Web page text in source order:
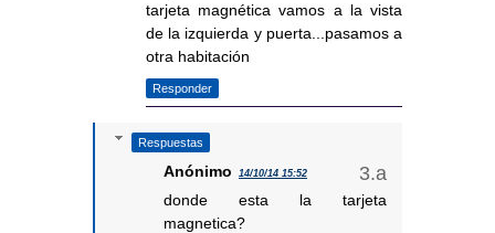
tarjeta magnética vamos a la vista
de la izquierda y puerta...pasamos a
otra habitación
Responder
Respuestas
Anónimo 14/10/14 15:52
donde esta la tarjeta
magnetica?